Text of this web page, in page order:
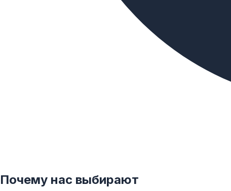
Почему нас выбирают